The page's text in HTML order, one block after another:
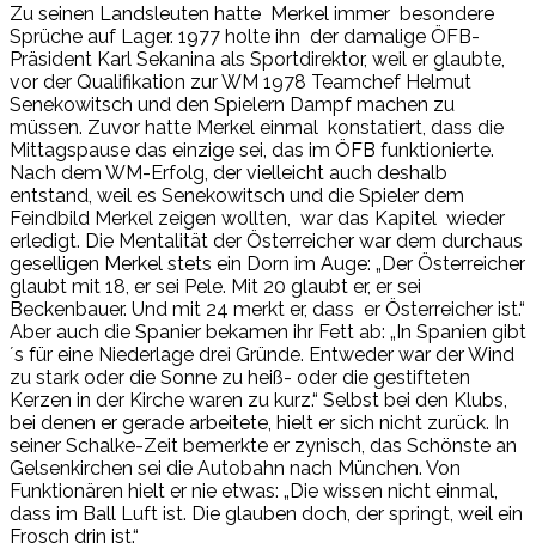
Zu seinen Landsleuten hatte Merkel immer besondere
Sprüche auf Lager. 1977 holte ihn der damalige ÖFB-
Präsident Karl Sekanina als Sportdirektor, weil er glaubte,
vor der Qualifikation zur WM 1978 Teamchef Helmut
Senekowitsch und den Spielern Dampf machen zu
müssen. Zuvor hatte Merkel einmal konstatiert, dass die
Mittagspause das einzige sei, das im ÖFB funktionierte.
Nach dem WM-Erfolg, der vielleicht auch deshalb
entstand, weil es Senekowitsch und die Spieler dem
Feindbild Merkel zeigen wollten, war das Kapitel wieder
erledigt. Die Mentalität der Österreicher war dem durchaus
geselligen Merkel stets ein Dorn im Auge: „Der Österreicher
glaubt mit 18, er sei Pele. Mit 20 glaubt er, er sei
Beckenbauer. Und mit 24 merkt er, dass er Österreicher ist.“
Aber auch die Spanier bekamen ihr Fett ab: „In Spanien gibt
´s für eine Niederlage drei Gründe. Entweder war der Wind
zu stark oder die Sonne zu heiß- oder die gestifteten
Kerzen in der Kirche waren zu kurz.“ Selbst bei den Klubs,
bei denen er gerade arbeitete, hielt er sich nicht zurück. In
seiner Schalke-Zeit bemerkte er zynisch, das Schönste an
Gelsenkirchen sei die Autobahn nach München. Von
Funktionären hielt er nie etwas: „Die wissen nicht einmal,
dass im Ball Luft ist. Die glauben doch, der springt, weil ein
Frosch drin ist.“